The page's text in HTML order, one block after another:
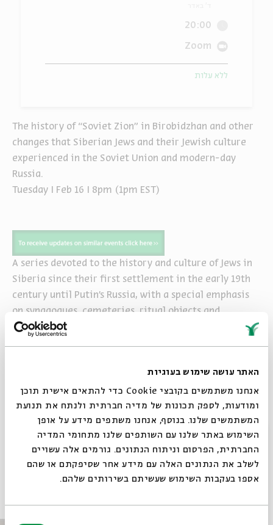
האתר עושה שימוש בעוגיות
אנחנו משתמשים בקובצי Cookie כדי להתאים אישית תוכן
ומודעות, לספק תכונות של מדיה חברתית ולנתח את תנועת
המשתמשים שלנו. בנוסף, אנחנו משתפים מידע על אופן
השימוש באתר שלנו עם השותפים שלנו מתחומי המדיה
החברתית, הפרסום וניתוח הנתונים. גורמים אלה עשויים
לשלב את הנתונים האלה עם מידע אחר שסיפקתם או שהם
אספו בעקבות השימוש שעשיתם בשירותים שלהם.
The history of “Soviet Zion” in Birobidzhan and other
changes that Siberian Jews and their Jewish culture
experienced in the Soviet Union and modern-day
Russia.
Tuesday I Feb 16 I 8pm (1pm EST)
A series devoted to the history and culture of Jews in
Siberia since their first settlement in the early 19th
century until Putin’s Russia, with a special emphasis
on synagogues, cemeteries, ritual objects and
expressions of Jewish cultural identity.
20:00
Zoom
ללא עלות
סגור